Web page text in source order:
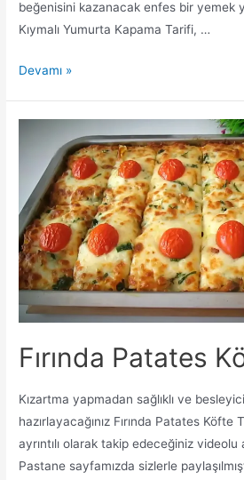
beğenisini kazanacak enfes bir yemek
Kıymalı Yumurta Kapama Tarifi, …
Kahvaltılık
Devamı »
Fırında Patates
Kızartma yapmadan sağlıklı ve
hazırlayacağınız Fırında Patates Köfte
ayrıntılı olarak takip edeceğiniz videolu
Pastane sayfamızda sizlerle